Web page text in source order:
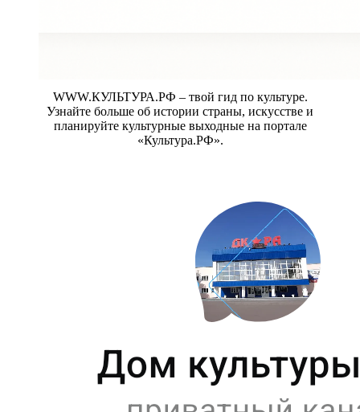
WWW.КУЛЬТУРА.РФ – твой гид по культуре.
Узнайте больше об истории страны, искусстве и
планируйте культурные выходные на портале
«Культура.РФ».